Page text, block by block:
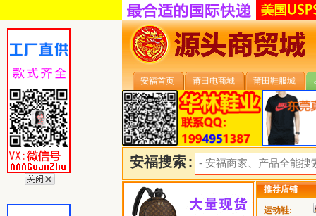
安福首页 莆田电商城 莆田鞋服城
安福搜索:
推荐店铺
运动鞋: